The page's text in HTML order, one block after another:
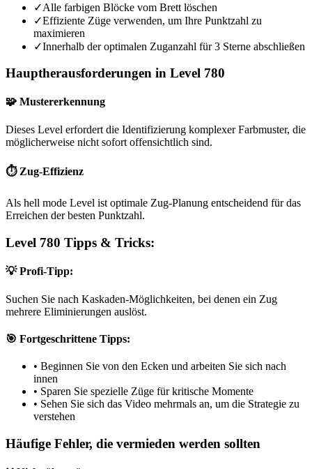
✓Alle farbigen Blöcke vom Brett löschen
✓Effiziente Züge verwenden, um Ihre Punktzahl zu
maximieren
✓Innerhalb der optimalen Zuganzahl für 3 Sterne abschließen
Hauptherausforderungen in Level 780
🧩 Mustererkennung
Dieses Level erfordert die Identifizierung komplexer Farbmuster, die
möglicherweise nicht sofort offensichtlich sind.
⏱️ Zug-Effizienz
Als hell mode Level ist optimale Zug-Planung entscheidend für das
Erreichen der besten Punktzahl.
Level 780 Tipps & Tricks:
💡 Profi-Tipp:
Suchen Sie nach Kaskaden-Möglichkeiten, bei denen ein Zug
mehrere Eliminierungen auslöst.
🎯 Fortgeschrittene Tipps:
• Beginnen Sie von den Ecken und arbeiten Sie sich nach
innen
• Sparen Sie spezielle Züge für kritische Momente
• Sehen Sie sich das Video mehrmals an, um die Strategie zu
verstehen
Häufige Fehler, die vermieden werden sollten